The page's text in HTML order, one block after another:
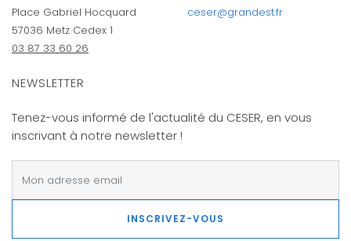
Place Gabriel Hocquard
57036 Metz Cedex 1
03 87 33 60 26
ceser@grandest.fr
NEWSLETTER
Tenez-vous informé de l'actualité du CESER, en vous
inscrivant à notre newsletter !
INSCRIVEZ-VOUS